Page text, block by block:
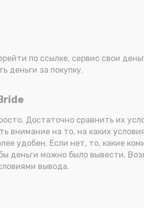
по ссылке, сервис свои
деньги за покупку.
Достаточно сравнить их
внимание на то, на каких
удобен. Если нет, то, какие
деньги можно было вывести.
вывода.